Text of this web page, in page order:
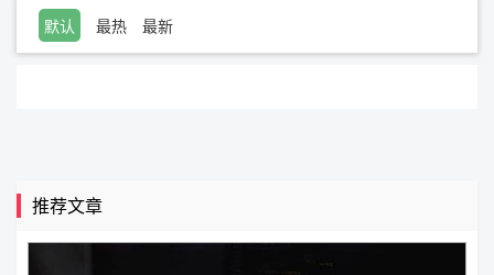
默认 最热 最新
推荐文章